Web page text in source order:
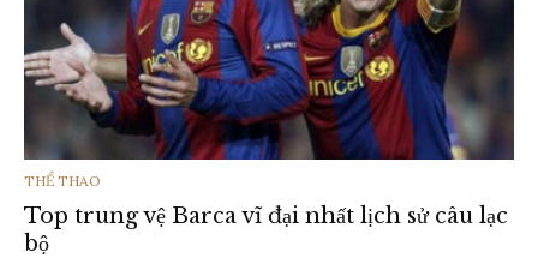
THỂ
LOẠI
THỂ THAO
Top trung vệ Barca vĩ đại nhất lịch sử câu lạc
bộ